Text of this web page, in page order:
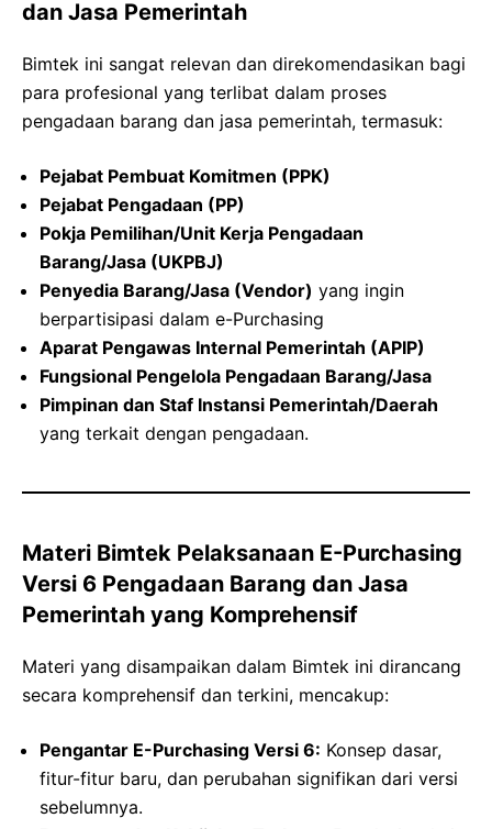
dan Jasa Pemerintah
Bimtek ini sangat relevan dan direkomendasikan bagi
para profesional yang terlibat dalam proses
pengadaan barang dan jasa pemerintah, termasuk:
Pejabat Pembuat Komitmen (PPK)
Pejabat Pengadaan (PP)
Pokja Pemilihan/Unit Kerja Pengadaan
Barang/Jasa (UKPBJ)
Penyedia Barang/Jasa (Vendor) yang ingin
berpartisipasi dalam e-Purchasing
Aparat Pengawas Internal Pemerintah (APIP)
Fungsional Pengelola Pengadaan Barang/Jasa
Pimpinan dan Staf Instansi Pemerintah/Daerah
yang terkait dengan pengadaan.
Materi Bimtek Pelaksanaan E-Purchasing
Versi 6 Pengadaan Barang dan Jasa
Pemerintah yang Komprehensif
Materi yang disampaikan dalam Bimtek ini dirancang
secara komprehensif dan terkini, mencakup:
Pengantar E-Purchasing Versi 6: Konsep dasar,
fitur-fitur baru, dan perubahan signifikan dari versi
sebelumnya.